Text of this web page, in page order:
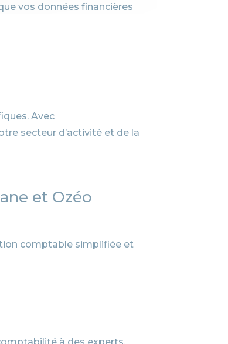
vos données financières
Avec
secteur d’activité et de la
et Ozéo
comptable simplifiée et
à des experts.